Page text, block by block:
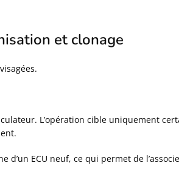
et clonage
L’opération cible uniquement
ECU neuf, ce qui permet de